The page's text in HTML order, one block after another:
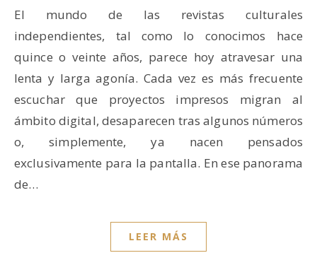
El mundo de las revistas culturales
independientes, tal como lo conocimos hace
quince o veinte años, parece hoy atravesar una
lenta y larga agonía. Cada vez es más frecuente
escuchar que proyectos impresos migran al
ámbito digital, desaparecen tras algunos números
o, simplemente, ya nacen pensados
exclusivamente para la pantalla. En ese panorama
de…
LEER MÁS